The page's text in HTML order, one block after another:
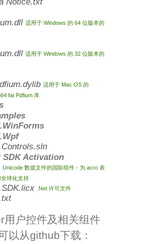
Notice.txt
适用于 Windows 的 64 位版本的
适用于 Windows 的 32 位版本的
适用于 Mac OS 的
fat Pdfium 库
SDK Activation
Unicode 数据文件的国际组件 - 为 acro 表
球化支持
.Net 许可文件
用户控件及相关组件
以从github下载：